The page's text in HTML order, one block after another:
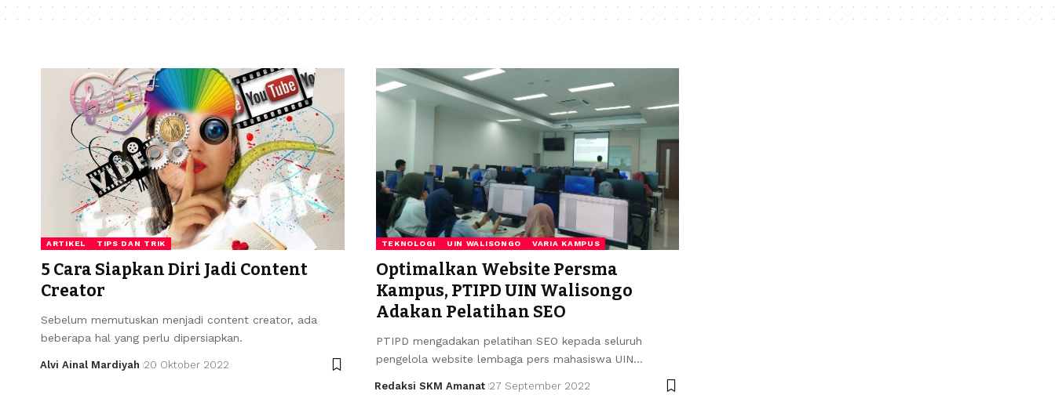
ARTIKEL TIPS DAN TRIK
5 Cara Siapkan Diri Jadi Content
Creator
Sebelum memutuskan menjadi content creator, ada
beberapa hal yang perlu dipersiapkan.
Alvi Ainal Mardiyah 20 Oktober 2022
TEKNOLOGI UIN WALISONGO VARIA KAMPUS
Optimalkan Website Persma
Kampus, PTIPD UIN Walisongo
Adakan Pelatihan SEO
PTIPD mengadakan pelatihan SEO kepada seluruh
pengelola website lembaga pers mahasiswa UIN…
Redaksi SKM Amanat 27 September 2022